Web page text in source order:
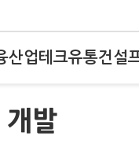
산업테크유통건설
개발